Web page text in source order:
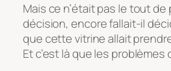
Mais ce n’était pas le tout de
décision, encore fallait-il
que cette vitrine allait
Et c’est là que les